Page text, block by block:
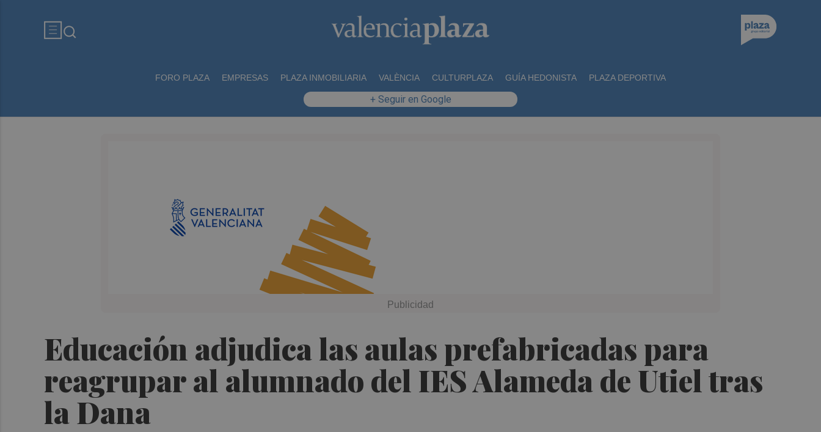
FORO PLAZA EMPRESAS PLAZA INMOBILIARIA VALÈNCIA CULTURPLAZA GUÍA HEDONISTA PLAZA DEPORTIVA
+ Seguir en Google
Educación adjudica las aulas prefabricadas para
reagrupar al alumnado del IES Alameda de Utiel tras
la Dana